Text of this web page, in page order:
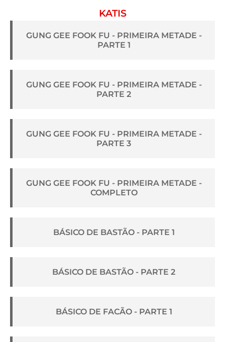
KATIS
GUNG GEE FOOK FU - PRIMEIRA METADE -
PARTE 1
GUNG GEE FOOK FU - PRIMEIRA METADE -
PARTE 2
GUNG GEE FOOK FU - PRIMEIRA METADE -
PARTE 3
GUNG GEE FOOK FU - PRIMEIRA METADE -
COMPLETO
BÁSICO DE BASTÃO - PARTE 1
BÁSICO DE BASTÃO - PARTE 2
BÁSICO DE FACÃO - PARTE 1